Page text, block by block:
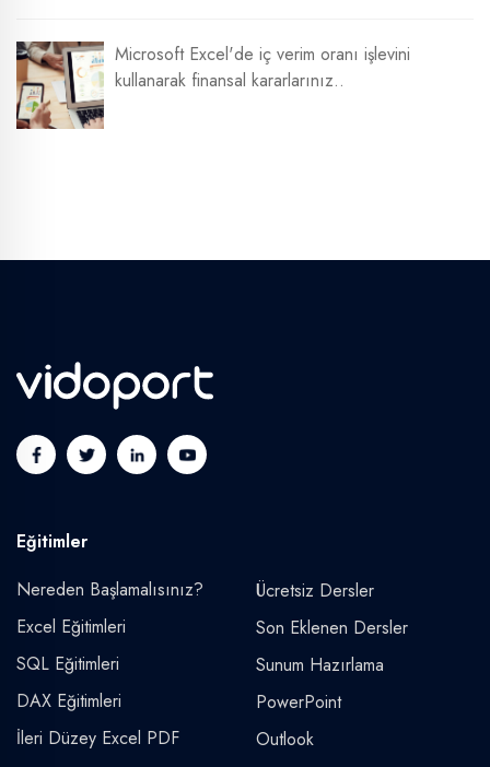
Microsoft Excel'de iç verim oranı işlevini
kullanarak finansal kararlarınız..
Eğitimler
Nereden Başlamalısınız?
Excel Eğitimleri
SQL Eğitimleri
DAX Eğitimleri
İleri Düzey Excel PDF
Ücretsiz Dersler
Son Eklenen Dersler
Sunum Hazırlama
PowerPoint
Outlook